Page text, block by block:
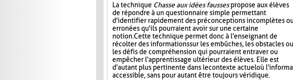
La technique Chasse aux idées faussespropose aux élèves
de répondre à un questionnaire simple permettant
d'identifier rapidement des préconceptions incomplètes ou
erronées qu'ils pourraient avoir sur une certaine
notion. Cette technique permet donc à l'enseignant de
récolter des informations sur les embûches, les obstacles ou
les défis de compréhension qui pourraient entraver ou
empêcher l'apprentissage ultérieur des élèves. Elle est
d'autant plus pertinente dans le contexte actuel où
accessible, sans pour autant être toujours véridique.